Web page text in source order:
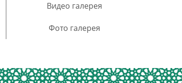
Видео галерея
Фото галерея